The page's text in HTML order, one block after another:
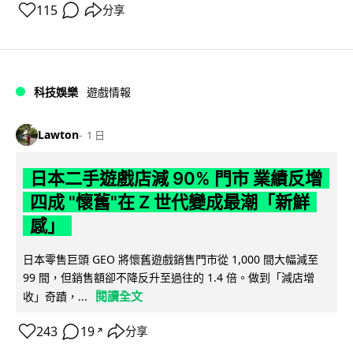
115 分享
科技娛樂 遊戲情報
Lawton 1 日
日本二手遊戲店減 90% 門市 業績反增
四成 "懷舊"在 Z 世代變成最潮「新鮮
感」
日本零售巨頭 GEO 將懷舊遊戲銷售門市從 1,000 間大幅減至
99 間，但銷售額卻不降反升至過往的 1.4 倍。做到「減店增
收」奇蹟，...
閱讀全文
243 19 ↗ 分享